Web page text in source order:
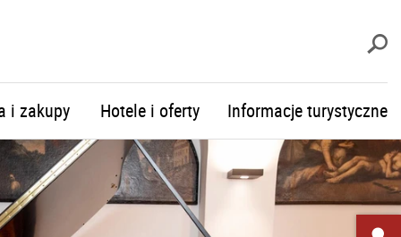
i zakupy Hotele i oferty Informacje turystyczne